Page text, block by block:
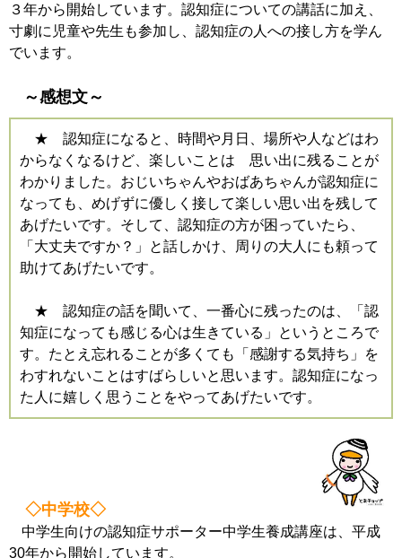
３年から開始しています。認知症についての講話に加え、
寸劇に児童や先生も参加し、認知症の人への接し方を学ん
でいます。
～感想文～
★ 認知症になると、時間や月日、場所や人などはわ
からなくなるけど、楽しいことは 思い出に残ることが
わかりました。おじいちゃんやおばあちゃんが認知症に
なっても、めげずに優しく接して楽しい思い出を残して
あげたいです。そして、認知症の方が困っていたら、
「大丈夫ですか？」と話しかけ、周りの大人にも頼って
助けてあげたいです。
★ 認知症の話を聞いて、一番心に残ったのは、「認
知症になっても感じる心は生きている」というところで
す。たとえ忘れることが多くても「感謝する気持ち」を
わすれないことはすばらしいと思います。認知症になっ
た人に嬉しく思うことをやってあげたいです。
◇中学校◇
中学生向けの認知症サポーター中学生養成講座は、平成
30年から開始しています。